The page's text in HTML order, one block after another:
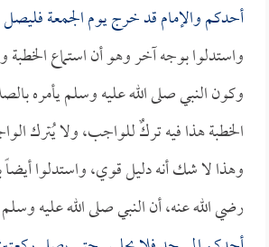
أحدكم والإمام قد خرج يوم الجمعة
واستدلوا بوجه آخر وهو أن استماع الخطبة
وكون النبي صلى الله عليه وسلم يأمره
الخطبة هذا فيه تركٌ للواجب، ولا يُترك
وهذا لا شك أنه دليل قوي، واستدلوا
رضي الله عنه، أن النبي صلى الله عليه